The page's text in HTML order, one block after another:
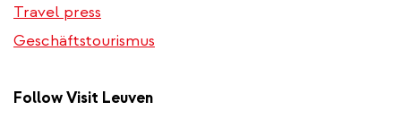
Travel press
Geschäftstourismus
Follow Visit Leuven